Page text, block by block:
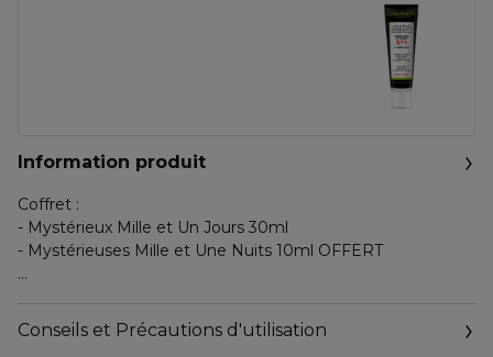
Information produit
Coffret :
- Mystérieux Mille et Un Jours 30ml
- Mystérieuses Mille et Une Nuits 10ml OFFERT
[MYSTÉRIEUX Mille et Un Jours] : SOIN DE JOUR À
Conseils et Précautions d'utilisation